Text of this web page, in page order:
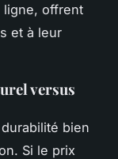
ligne, offrent
et à leur
versus
bien
Si le prix